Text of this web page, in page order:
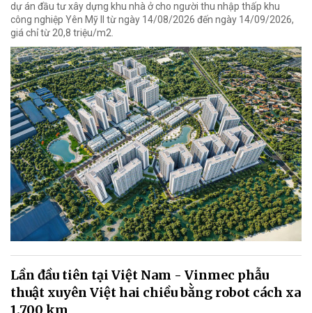
dự án đầu tư xây dựng khu nhà ở cho người thu nhập thấp khu
công nghiệp Yên Mỹ II từ ngày 14/08/2026 đến ngày 14/09/2026,
giá chỉ từ 20,8 triệu/m2.
Lần đầu tiên tại Việt Nam - Vinmec phẫu
thuật xuyên Việt hai chiều bằng robot cách xa